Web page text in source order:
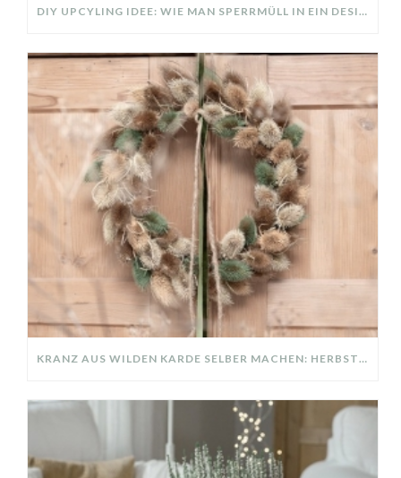
DIY UPCYLING IDEE: WIE MAN SPERRMÜLL IN EIN DESIGNER TEIL VERWANDELT
KRANZ AUS WILDEN KARDE SELBER MACHEN: HERBSTDEKO GANZ EINFACH